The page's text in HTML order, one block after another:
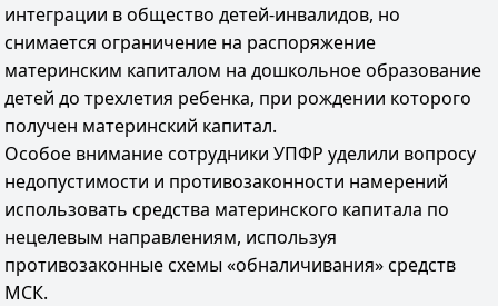
интеграции в общество детей-инвалидов, но
снимается ограничение на распоряжение
материнским капиталом на дошкольное образование
детей до трехлетия ребенка, при рождении которого
получен материнский капитал.
Особое внимание сотрудники УПФР уделили вопросу
недопустимости и противозаконности намерений
использовать средства материнского капитала по
нецелевым направлениям, используя
противозаконные схемы «обналичивания» средств
МСК.